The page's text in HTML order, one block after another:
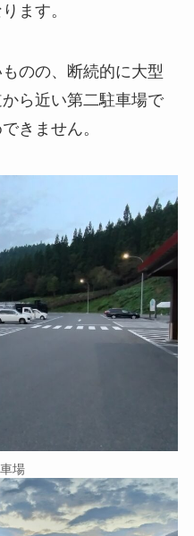
ます。
のの、断続的に大型
ら近い第二駐車場で
きません。
場